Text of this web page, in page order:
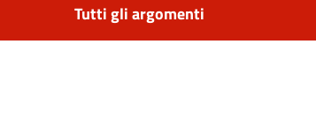
Tutti gli argomenti